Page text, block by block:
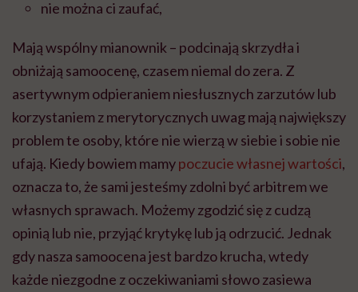
nie można ci zaufać,
Mają wspólny mianownik – podcinają skrzydła i
obniżają samoocenę, czasem niemal do zera. Z
asertywnym odpieraniem niesłusznych zarzutów lub
korzystaniem z merytorycznych uwag mają największy
problem te osoby, które nie wierzą w siebie i sobie nie
ufają. Kiedy bowiem mamypoczucie własnej wartości,
oznacza to, że sami jesteśmy zdolni być arbitrem we
własnych sprawach. Możemy zgodzić się z cudzą
opinią lub nie, przyjąć krytykę lub ją odrzucić. Jednak
gdy nasza samoocena jest bardzo krucha, wtedy
każde niezgodne z oczekiwaniami słowo zasiewa